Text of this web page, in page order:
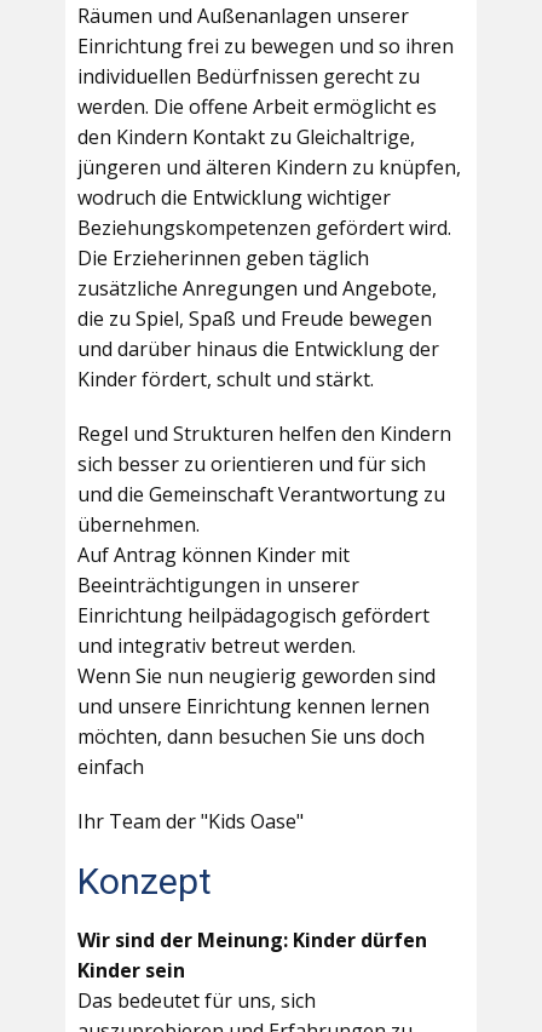
Räumen und Außenanlagen unserer
Einrichtung frei zu bewegen und so ihren
individuellen Bedürfnissen gerecht zu
werden. Die offene Arbeit ermöglicht es
den Kindern Kontakt zu Gleichaltrige,
jüngeren und älteren Kindern zu knüpfen,
wodruch die Entwicklung wichtiger
Beziehungskompetenzen gefördert wird.
Die Erzieherinnen geben täglich
zusätzliche Anregungen und Angebote,
die zu Spiel, Spaß und Freude bewegen
und darüber hinaus die Entwicklung der
Kinder fördert, schult und stärkt.
Regel und Strukturen helfen den Kindern
sich besser zu orientieren und für sich
und die Gemeinschaft Verantwortung zu
übernehmen.
Auf Antrag können Kinder mit
Beeinträchtigungen in unserer
Einrichtung heilpädagogisch gefördert
und integrativ betreut werden.
Wenn Sie nun neugierig geworden sind
und unsere Einrichtung kennen lernen
möchten, dann besuchen Sie uns doch
einfach
Ihr Team der "Kids Oase"
Konzept
Wir sind der Meinung: Kinder dürfen
Kinder sein
Das bedeutet für uns, sich